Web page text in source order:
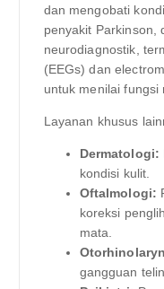
dan mengobati
penyakit Parkinson,
neurodiagnostik,
(EEGs) dan
untuk menilai fungsi
Layanan khusus
Dermatologi:
kondisi kulit.
Oftalmologi:
koreksi
mata.
gangguan